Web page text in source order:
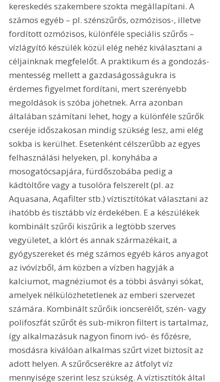
kereskedés szakembere szokta megállapítani. A
számos egyéb – pl. szénszűrős, ozmózisos-, illetve
fordított ozmózisos, különféle speciális szűrős –
vízlágyító készülék közül elég nehéz kiválasztani a
céljainknak megfelelőt. A praktikum és a gondozás-
mentesség mellett a gazdaságosságukra is
érdemes figyelmet fordítani, mert szerényebb
megoldások is szóba jöhetnek. Arra azonban
általában számítani lehet, hogy a különféle szűrők
cseréje időszakosan mindig szükség lesz, ami elég
sokba is kerülhet. Esetenként célszerűbb az egyes
felhasználási helyeken, pl. konyhába a
mosogatócsapjára, fürdőszobába pedig a
kádtöltőre vagy a tusolóra felszerelt (pl. az
Aquasana, Aqafilter stb.) víztisztítókat választani az
ihatóbb és tisztább víz érdekében. E a készülékek
kombinált szűrői kiszűrik a legtöbb szerves
vegyületet, a klórt és annak származékait, a
gyógyszereket és még számos egyéb káros anyagot
az ivóvízből, ám közben a vízben hagyják a
kalciumot, magnéziumot és a többi ásványi sókat,
amelyek nélkülözhetetlenek az emberi szervezet
számára. Kombinált szűrőik ioncserélőt, szén- vagy
polifoszfát szűrőt és sub-mikron filtert is tartalmaz,
így alkalmazásuk nagyon finom ivó- és főzésre,
mosdásra kiválóan alkalmas szűrt vizet biztosít az
adott helyen. A szűrőcserékre az átfolyt víz
mennyisége szerint lesz szükség. A víztisztítók által